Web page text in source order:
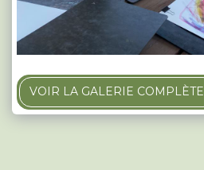
VOIR LA GALERIE COMPLÈTE